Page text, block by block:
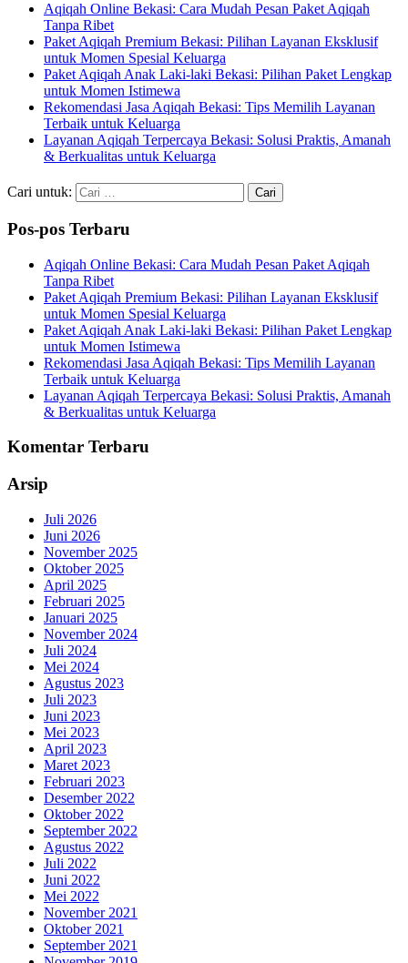
Aqiqah Online Bekasi: Cara Mudah Pesan Paket Aqiqah
Tanpa Ribet
Paket Aqiqah Premium Bekasi: Pilihan Layanan Eksklusif
untuk Momen Spesial Keluarga
Paket Aqiqah Anak Laki-laki Bekasi: Pilihan Paket Lengkap
untuk Momen Istimewa
Rekomendasi Jasa Aqiqah Bekasi: Tips Memilih Layanan
Terbaik untuk Keluarga
Layanan Aqiqah Terpercaya Bekasi: Solusi Praktis, Amanah
& Berkualitas untuk Keluarga
Cari untuk:
Pos-pos Terbaru
Aqiqah Online Bekasi: Cara Mudah Pesan Paket Aqiqah
Tanpa Ribet
Paket Aqiqah Premium Bekasi: Pilihan Layanan Eksklusif
untuk Momen Spesial Keluarga
Paket Aqiqah Anak Laki-laki Bekasi: Pilihan Paket Lengkap
untuk Momen Istimewa
Rekomendasi Jasa Aqiqah Bekasi: Tips Memilih Layanan
Terbaik untuk Keluarga
Layanan Aqiqah Terpercaya Bekasi: Solusi Praktis, Amanah
& Berkualitas untuk Keluarga
Komentar Terbaru
Arsip
Juli 2026
Juni 2026
November 2025
Oktober 2025
April 2025
Februari 2025
Januari 2025
November 2024
Juli 2024
Mei 2024
Agustus 2023
Juli 2023
Juni 2023
Mei 2023
April 2023
Maret 2023
Februari 2023
Desember 2022
Oktober 2022
September 2022
Agustus 2022
Juli 2022
Juni 2022
Mei 2022
November 2021
Oktober 2021
September 2021